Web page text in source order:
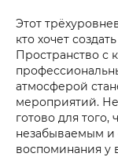
Этот
кто хочет
Пространство с
атмосферой
мероприятий.
готово для
незабываемым и
воспоминания у